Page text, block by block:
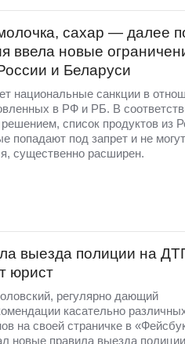
сахар — далее
ввела новые
и Беларуси
национальные санкции в
в РФ и РБ. В
список продуктов из
попадают под запрет и не
существенно расширен.
выезда полиции на
юрист
регулярно дающий
касательно
на своей страничке в
новые правила выезда